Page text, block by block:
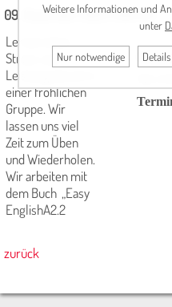
09. Dezember 2025, 11:00 Uhr
Lernen ohne
Stress und
Leistungsdruck in
einer fröhlichen
Gruppe. Wir
lassen uns viel
Zeit zum Üben
und Wiederholen.
Wir arbeiten mit
dem Buch „Easy
EnglishA2.2
zurück
Weitere Informationen und
unter
Nur notwendige